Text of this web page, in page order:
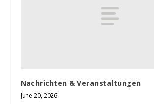
Nachrichten & Veranstaltungen
June 20, 2026